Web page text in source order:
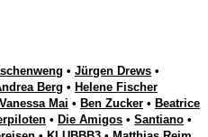
• Jürgen Drews •
Berg • Helene Fischer
Vanessa Mai • Ben Zucker • Beatrice
• Die Amigos • Santiano •